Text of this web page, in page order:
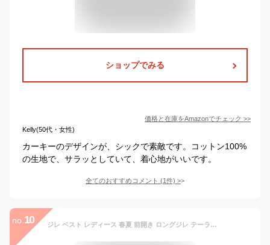
ショップでみる
価格と在庫をAmazonでチェック >>
Kelly(50代・女性)
カーキーのデザインが、シックで素敵です。コットン100%
の生地で、サラッとしていて、着心地がいいです。
全てのおすすめコメント (1件) >
no. 10 ジレ ベスト レディース 春夏 前開き ロングジレ テーラードベスト ノースリーブ ロングベスト ジレジャケット おしゃれ エレガント フォーマル カジュアル 通勤 OL 黒 グレー 秋